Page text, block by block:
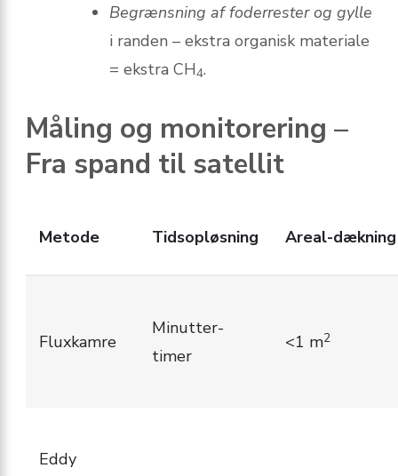
Begrænsning af foderrester og gylle
i randen – ekstra organisk materiale
= ekstra CH4.
Måling og monitorering –
Fra spand til satellit
Metode Tidsopløsning Areal-dækning
Fluxkamre
Minutter-
timer
<1 m2
Eddy